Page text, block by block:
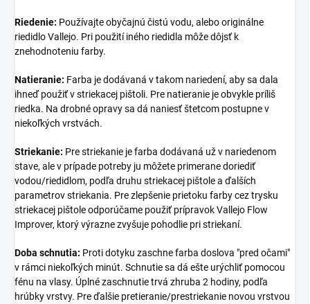
Riedenie: Používajte obyčajnú čistú vodu, alebo originálne
riedidlo Vallejo. Pri použití iného riedidla môže dôjsť k
znehodnoteniu farby.
Natieranie: Farba je dodávaná v takom nariedení, aby sa dala
ihneď použiť v striekacej pištoli. Pre natieranie je obvykle príliš
riedka. Na drobné opravy sa dá naniesť štetcom postupne v
niekoľkých vrstvách.
Striekanie: Pre striekanie je farba dodávaná už v nariedenom
stave, ale v prípade potreby ju môžete primerane doriediť
vodou/riedidlom, podľa druhu striekacej pištole a ďalších
parametrov striekania. Pre zlepšenie prietoku farby cez trysku
striekacej pištole odporúčame použiť prípravok Vallejo Flow
Improver, ktorý výrazne zvyšuje pohodlie pri striekaní.
Doba schnutia: Proti dotyku zaschne farba doslova "pred očami"
v rámci niekoľkých minút. Schnutie sa dá ešte urýchliť pomocou
fénu na vlasy. Úplné zaschnutie trvá zhruba 2 hodiny, podľa
hrúbky vrstvy. Pre ďalšie pretieranie/prestriekanie novou vrstvou